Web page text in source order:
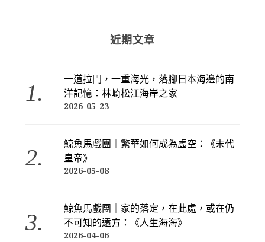
近期文章
一道拉門，一重海光，落腳日本海邊的南
洋記憶：林崎松江海岸之家
2026-05-23
鯨魚馬戲團｜繁華如何成為虛空：《末代
皇帝》
2026-05-08
鯨魚馬戲團｜家的落定，在此處，或在仍
不可知的遠方：《人生海海》
2026-04-06